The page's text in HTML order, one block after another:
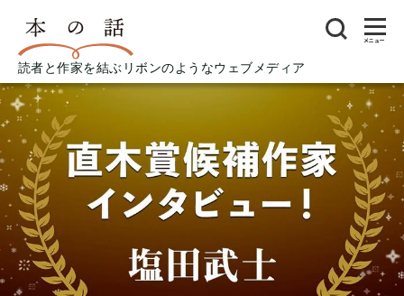
読者と作家を結ぶリボンのようなウェブメディア
メニュー